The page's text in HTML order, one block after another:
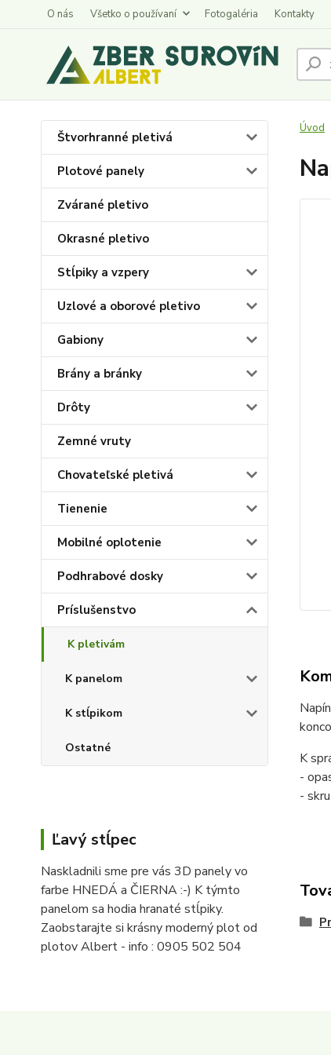
O nás Všetko o používaní Fotogaléria Kontakty
Štvorhranné pletivá
Plotové panely
Zvárané pletivo
Okrasné pletivo
Stĺpiky a vzpery
Uzlové a oborové pletivo
Gabiony
Brány a bránky
Drôty
Zemné vruty
Chovateľské pletivá
Tienenie
Mobilné oplotenie
Podhrabové dosky
Príslušenstvo
K pletivám
K panelom
K stĺpikom
Ostatné
Ľavý stĺpec
Naskladnili sme pre vás 3D panely vo
farbe HNEDÁ a ČIERNA :-) K týmto
panelom sa hodia hranaté stĺpiky.
Zaobstarajte si krásny moderný plot od
plotov Albert - info : 0905 502 504
Úvod
K
-
-